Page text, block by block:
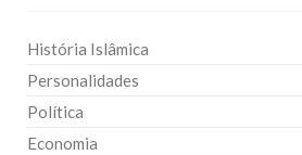
História Islâmica
Personalidades
Política
Economia